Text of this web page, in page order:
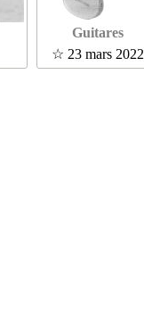
Guitares
☆ 23 mars 2022